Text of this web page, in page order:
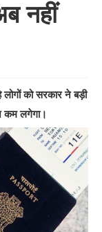
नहीं
को सरकार ने बड़ी
कम लगेगा।